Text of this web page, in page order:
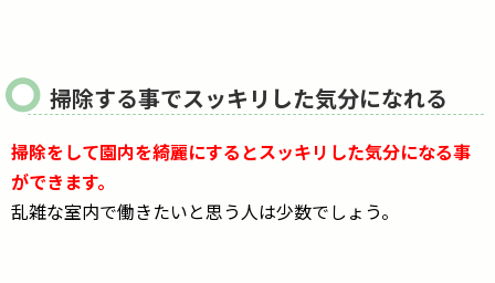
掃除する事でスッキリした気分になれる
掃除をして園内を綺麗にするとスッキリした気分になる事
ができます。
乱雑な室内で働きたいと思う人は少数でしょう。